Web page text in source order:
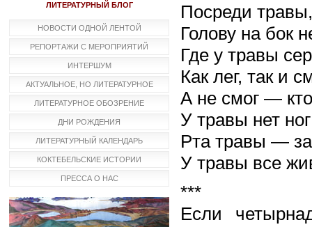
ЛИТЕРАТУРНЫЙ БЛОГ
НОВОСТИ ОДНОЙ ЛЕНТОЙ
РЕПОРТАЖИ С МЕРОПРИЯТИЙ
ИНТЕРШУМ
АКТУАЛЬНОЕ, НО ЛИТЕРАТУРНОЕ
ЛИТЕРАТУРНОЕ ОБОЗРЕНИЕ
ДНИ РОЖДЕНИЯ
ЛИТЕРАТУРНЫЙ КАЛЕНДАРЬ
КОКТЕБЕЛЬСКИЕ ИСТОРИИ
ПРЕССА О НАС
Посреди
Голову на бок
Где у травы
Как лег, так и
А не смог ―
У травы нет
Рта травы ―
У травы все
***
Если